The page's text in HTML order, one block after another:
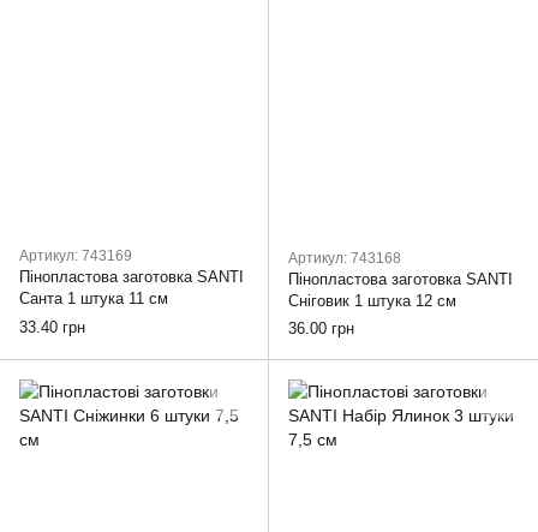
Артикул: 743169
Пінопластова заготовка SANTI
Санта 1 штука 11 см
33.40 грн
Артикул: 743168
Пінопластова заготовка SANTI
Сніговик 1 штука 12 см
36.00 грн